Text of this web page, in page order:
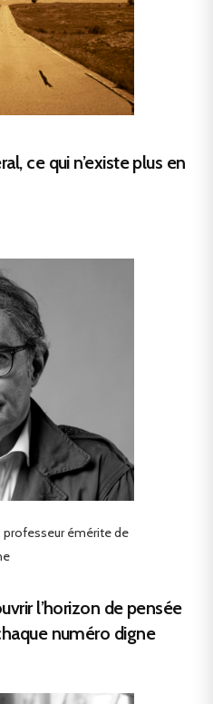
ce qui n’existe plus en
professeur émérite de
l’horizon de pensée
numéro digne